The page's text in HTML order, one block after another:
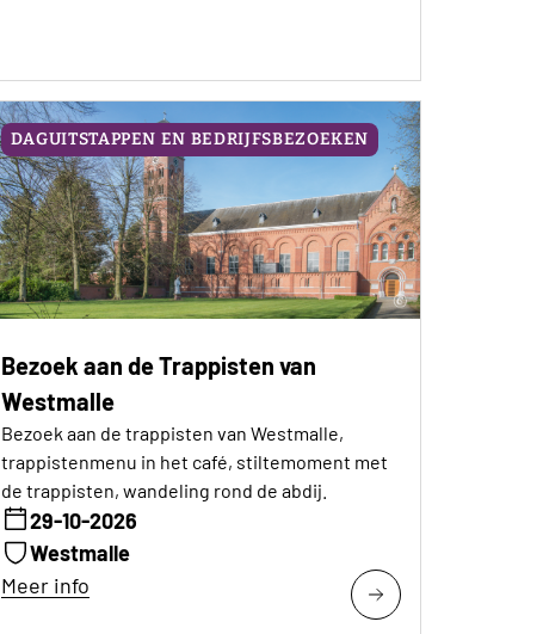
DAGUITSTAPPEN EN BEDRIJFSBEZOEKEN
Bezoek aan de Trappisten van
Westmalle
Bezoek aan de trappisten van Westmalle,
trappistenmenu in het café, stiltemoment met
de trappisten, wandeling rond de abdij.
29-10-2026
Westmalle
Meer info